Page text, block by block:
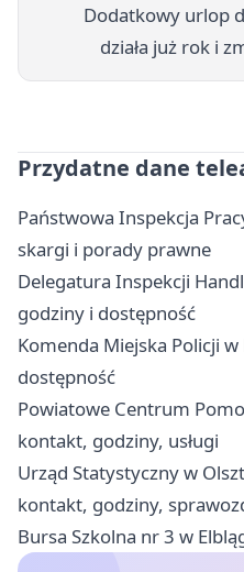
Dodatkowy urlop
działa już rok i
Przydatne dane
Państwowa Inspekcja
skargi i porady prawne
Delegatura Inspekcji
godziny i dostępność
Komenda Miejska Policji
dostępność
Powiatowe Centrum
kontakt, godziny, usługi
Urząd Statystyczny w
kontakt, godziny,
Bursa Szkolna nr 3 w